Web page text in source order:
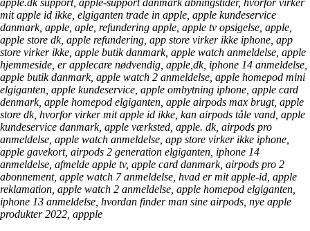
apple.dk support, apple-support danmark åbningstider, hvorfor virker
mit apple id ikke, elgiganten trade in apple, apple kundeservice
danmark, apple, aple, refundering apple, apple tv opsigelse, apple,
apple store dk, apple refundering, app store virker ikke iphone, app
store virker ikke, apple butik danmark, apple watch anmeldelse, apple
hjemmeside, er applecare nødvendig, apple,dk, iphone 14 anmeldelse,
apple butik danmark, apple watch 2 anmeldelse, apple homepod mini
elgiganten, apple kundeservice, apple ombytning iphone, apple card
denmark, apple homepod elgiganten, apple airpods max brugt, apple
store dk, hvorfor virker mit apple id ikke, kan airpods tåle vand, apple
kundeservice danmark, apple værksted, apple. dk, airpods pro
anmeldelse, apple watch anmeldelse, app store virker ikke iphone,
apple gavekort, airpods 2 generation elgiganten, iphone 14
anmeldelse, afmelde apple tv, apple card danmark, airpods pro 2
abonnement, apple watch 7 anmeldelse, hvad er mit apple-id, apple
reklamation, apple watch 2 anmeldelse, apple homepod elgiganten,
iphone 13 anmeldelse, hvordan finder man sine airpods, nye apple
produkter 2022, appple